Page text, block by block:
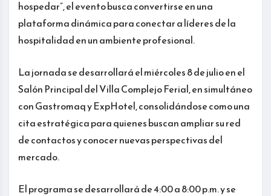
hospedar”, el evento busca convertirse en una
plataforma dinámica para conectar a líderes de la
hospitalidad en un ambiente profesional.
La jornada se desarrollará el miércoles 8 de julio en el
Salón Principal del Villa Complejo Ferial, en simultáneo
con Gastromaq y ExpHotel, consolidándose como una
cita estratégica para quienes buscan ampliar su red
de contactos y conocer nuevas perspectivas del
mercado.
El programa se desarrollará de 4:00 a 8:00 p.m. y se